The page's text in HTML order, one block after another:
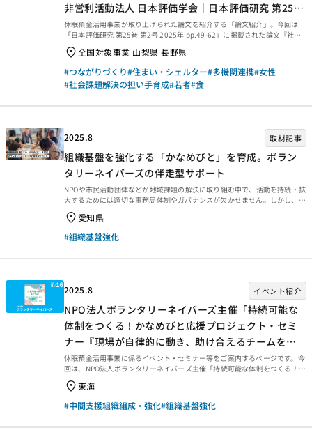
非営利活動法人 日本評価学会｜日本評価研究 第25巻
第2号 2025年 pp.49-62｜論文紹介
休眠預金活用事業が取り上げられた論文を紹介する「論文紹介」。今回は
「日本評価研究 第25巻 第2号 2025年 pp.49-62」に掲載された論文『社会
的インパクト評価の新たな取組からの学びー休眠預金等活用事業（助成事
業）の実践からー』を紹介します。 社会的インパクト評価の新たな取組から
の学び―休眠預金等活用事業（助成事業）の実践から― 【著者】根尾 智子
／髙木 陽子／後藤 三紀子／安藤 順一（一般財団法人日本民間公益活動連携
機構） 【要約】（論文より引用） 日本では社会的インパクト評価があま
用制度は、全ての実行団体、資金分...
全国対象事業 山梨県 長野県
#つながりづくり#住まい・シェルター#多機関連携#女性
#社会課題解決の担い手育成#若者#食
2025.8 取材記事
組織基盤を強化する「かなめびと」を育成。ボラン
タリーネイバーズの伴走型サポート
NPOや市民活動団体などが地域課題の解決に取り組む中で、活動を持続・拡
大するためには適切な事務局体制やガバナンスが欠かせません。しかし、
2019年度から休眠預金等を活用した助成事業が展開される中、助成先団体
の多くで組織運営上の課題を抱えていることが明らかになっています。「活
動支援団体」は、こうした団体が抱える事業や組織の課題を解決するため
に、専門的なアドバイスや伴走支援を行う存在です。（「活動支援団体と
イバーズは、2024年度に３つの支援対象団体に対して「かなめびと（組織
愛知県
#組織基盤強化
2025.8 イベント紹介
NPO法人ボランタリーネイバーズ主催「持続可能な
体制をつくる！かなめびと応援プロジェクト・セミ
ナー『現場が自律的に動き、助け合えるチームを作
るマネジメントと実践』」のご案内
休眠預金活用事業に係るイベント・セミナー等をご案内するページです。今
回は、NPO法人ボランタリーネイバーズ主催「持続可能な体制をつくる！か
なめびと応援プロジェクト・セミナー『現場が自律的に動き、助け合えるチ
ームを作るマネジメントと実践』」を紹介します。 持続可能な体制をつく
る！かなめびと応援プロジェクト・セミナー 「現場が自律的に動き、助け合
えるチームを作るマネジメントと実践」 NPOの活動は、いつも「手が足り
日々発生する中、限られた人と時間で社会的課題を解決するには、どうした
東海
#中間支援組織組成・強化#組織基盤強化